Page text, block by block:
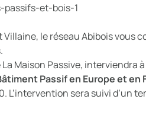
Villaine, le réseau Abibois vous
Maison Passive, interviendra
Passif en Europe et en
L’intervention sera suivi d’un